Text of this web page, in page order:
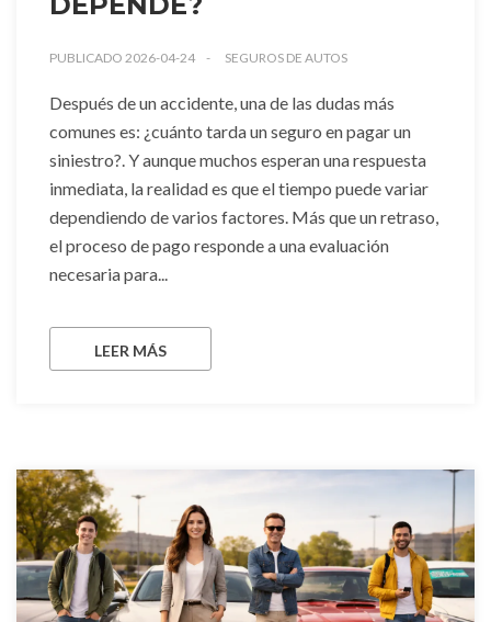
PUBLICADO 2026-04-24 SEGUROS DE AUTOS
Después de un accidente, una de las dudas más
comunes es: ¿cuánto tarda un seguro en pagar un
siniestro?. Y aunque muchos esperan una respuesta
inmediata, la realidad es que el tiempo puede variar
dependiendo de varios factores. Más que un retraso,
el proceso de pago responde a una evaluación
necesaria para...
LEER MÁS